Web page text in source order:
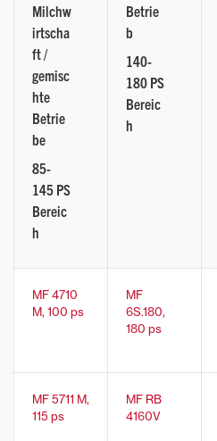
Milchw
irtscha
ft /
gemisc
hte
Betrie
be
85-
145 PS
Bereic
h
Betrie
b
140-
180 PS
Bereic
h
MF 4710
M, 100 ps
MF
6S.180,
180 ps
MF 5711 M,
115 ps
MF RB
4160V